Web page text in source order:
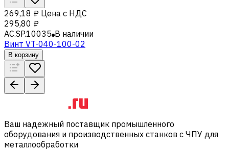
269,18 ₽ Цена с НДС
295,80 ₽
AC.SP.10035 В наличии
Винт VT-040-100-02
В корзину
Ваш надежный поставщик промышленного
оборудования и производственных станков с ЧПУ для
металлообработки